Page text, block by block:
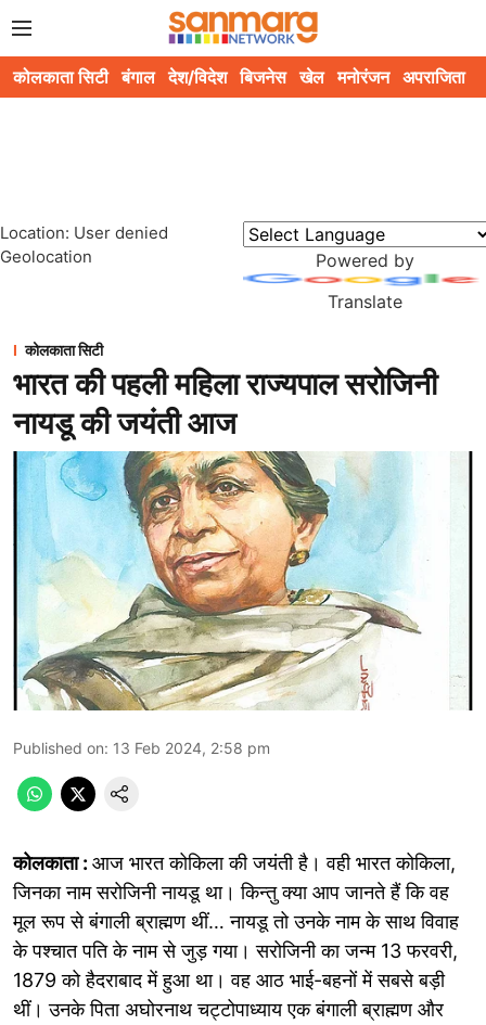
कोलकाता सिटी बंगाल देश/विदेश बिजनेस खेल मनोरंजन अपराजिता
Location: User denied
Geolocation
Powered by
Translate
कोलकाता सिटी
भारत की पहली महिला राज्यपाल सरोजिनी
नायडू की जयंती आज
Published on: 13 Feb 2024, 2:58 pm
कोलकाता : आज भारत कोकिला की जयंती है। वही भारत कोकिला,
जिनका नाम सरोजिनी नायडू था। किन्तु क्या आप जानते हैं कि वह
मूल रूप से बंगाली ब्राह्मण थीं… नायडू तो उनके नाम के साथ विवाह
के पश्चात पति के नाम से जुड़ गया। सरोजिनी का जन्म 13 फरवरी,
1879 को हैदराबाद में हुआ था। वह आठ भाई-बहनों में सबसे बड़ी
थीं। उनके पिता अघोरनाथ चट्टोपाध्याय एक बंगाली ब्राह्मण और